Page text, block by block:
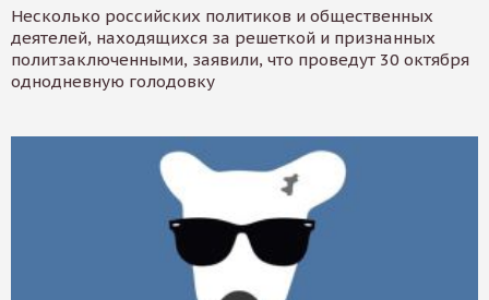
Несколько российских политиков и общественных
деятелей, находящихся за решеткой и признанных
политзаключенными, заявили, что проведут 30 октября
однодневную голодовку